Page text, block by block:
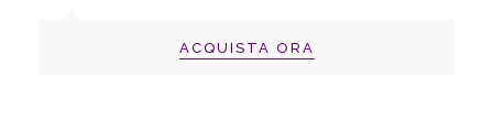
ACQUISTA ORA